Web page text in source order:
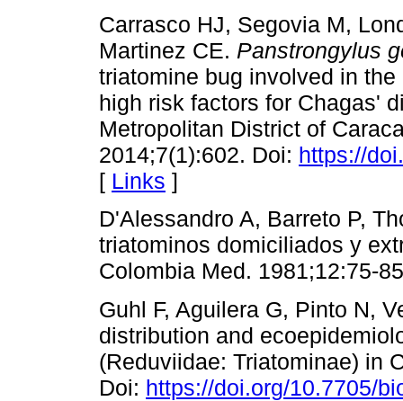
Carrasco HJ, Segovia M,
Martinez CE. Panstrongylus
triatomine bug involved in the
high risk factors for Chagas'
Metropolitan District of
2014;7(1):602. Doi: https://
[ Links ]
D'Alessandro A, Barreto P,
triatominos domiciliados y
Colombia Med. 1981;12:75-
Guhl F, Aguilera G, Pinto N,
distribution and
(Reduviidae: Triatominae) in
Doi: https://doi.org/10.7705/